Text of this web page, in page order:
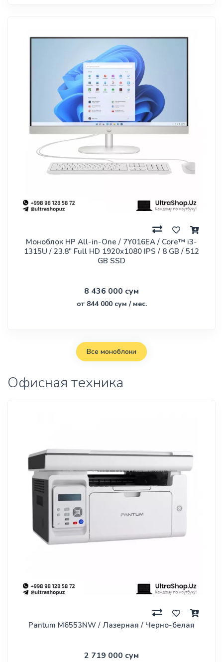
Моноблок HP All-in-One / 7Y016EA / Core™ i3-
1315U / 23.8" Full HD 1920x1080 IPS / 8 GB / 512
GB SSD
8 436 000 сум
от 844 000 сум / мес.
Все моноблоки
Офисная техника
Pantum M6553NW / Лазерная / Черно-белая
2 719 000 сум